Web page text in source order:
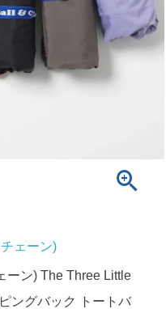
ェーン)
ーン) The Three Little
ングバック トートバ